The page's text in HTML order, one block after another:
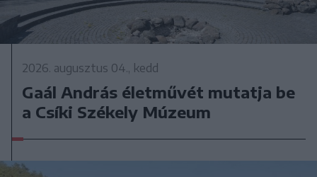
2026. augusztus 04., kedd
Gaál András életművét mutatja be
a Csíki Székely Múzeum